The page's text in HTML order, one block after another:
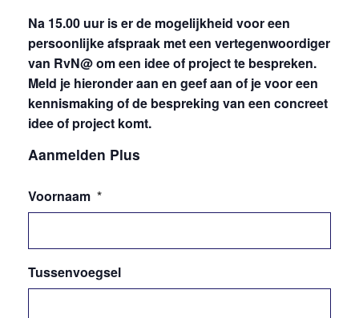
Na 15.00 uur is er de mogelijkheid voor een
persoonlijke afspraak met een vertegenwoordiger
van RvN@ om een idee of project te bespreken.
Meld je hieronder aan en geef aan of je voor een
kennismaking of de bespreking van een concreet
idee of project komt.
Aanmelden Plus
Voornaam *
Tussenvoegsel